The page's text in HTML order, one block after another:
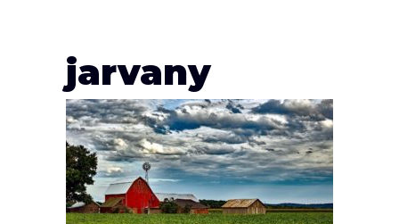
jarvany